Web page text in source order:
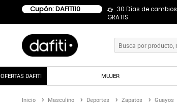
Cupón: DAFITI10
30 Días de cambios
GRATIS
OFERTAS DAFITI MUJER
Inicio Masculino Deportes Zapatos Guayos